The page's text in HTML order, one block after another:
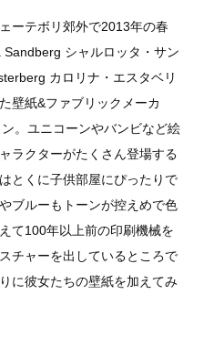
ーテボリ郊外で2013年の春
シャルロッタ・サン
カロリナ・エスタベリ
壁紙&ファブリックメーカ
。ユニコーンやバンビなど絵
ラクターがたくさん登場する
とくに子供部屋にぴったりで
ブルーもトーンが控えめで色
て100年以上前の印刷機械を
チャーを出しているところで
に彼女たちの壁紙を加えてみ